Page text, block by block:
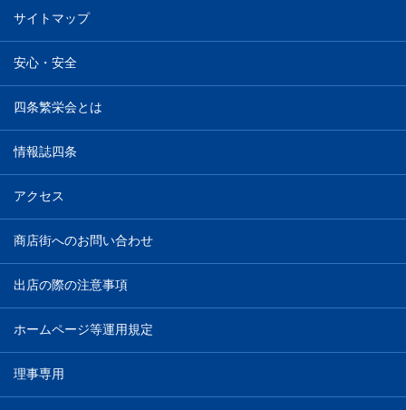
サイトマップ
安心・安全
四条繁栄会とは
情報誌四条
アクセス
商店街へのお問い合わせ
出店の際の注意事項
ホームページ等運用規定
理事専用